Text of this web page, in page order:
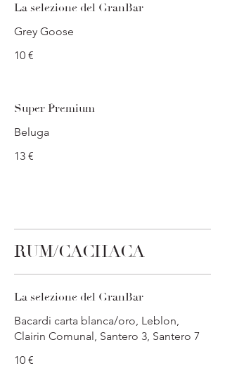
La selezione del GranBar
Grey Goose
10 €
Super Premium
Beluga
13 €
RUM/CACHACA
La selezione del GranBar
Bacardi carta blanca/oro, Leblon,
Clairin Comunal, Santero 3, Santero 7
10 €